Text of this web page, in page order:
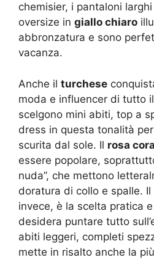
chemisier, i pantaloni
oversize in giallo chiaro
abbronzatura e sono
vacanza.
Anche il turchese
moda e influencer di tutto
scelgono mini abiti, top a
dress in questa tonalità
scurita dal sole. Il rosa
essere popolare,
nuda”, che mettono
doratura di collo e spalle. Il
invece, è la scelta pratica
desidera puntare tutto
abiti leggeri, completi
mette in risalto anche la